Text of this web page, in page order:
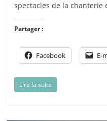
spectacles de la chanterie
Partager :
Facebook E-
Lire la suite